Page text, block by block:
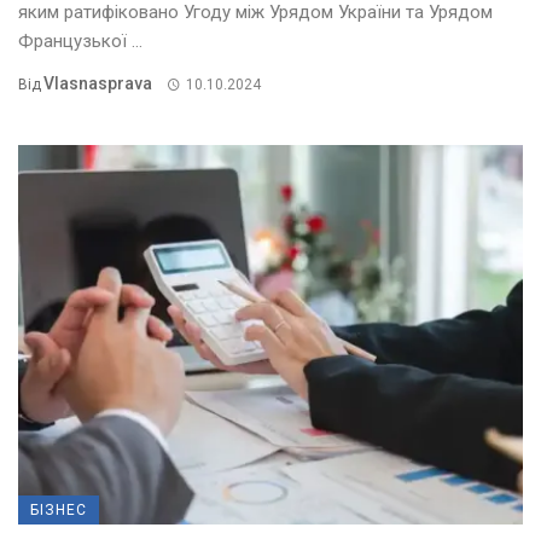
яким ратифіковано Угоду між Урядом України та Урядом
Французької ...
ВідVlasnasprava 10.10.2024
БІЗНЕС